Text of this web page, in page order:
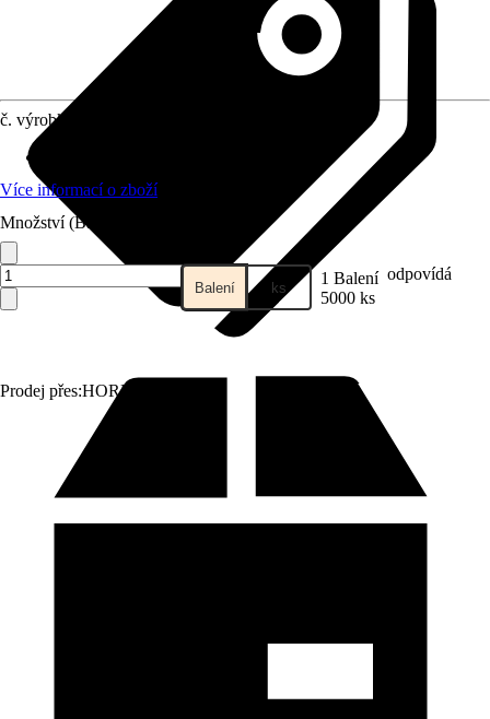
Prodej přes:HORNBACH
č. výrobku
Více informací o zboží
Množství (Balení)
Balení ks 1 Balení odpovídá
5000 ks